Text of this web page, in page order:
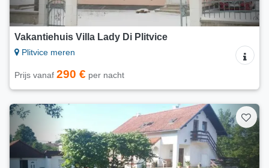
Vakantiehuis Villa Lady Di Plitvice
Plitvice meren
Prijs vanaf 290 € per nacht